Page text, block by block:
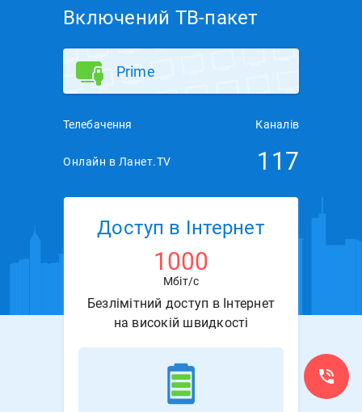
Включений ТВ-пакет
Prime
Телебачення Каналів
Онлайн в Ланет.TV 117
Доступ в Інтернет
1000
Мбіт/с
Безлімітний доступ в Інтернет
на високій швидкості